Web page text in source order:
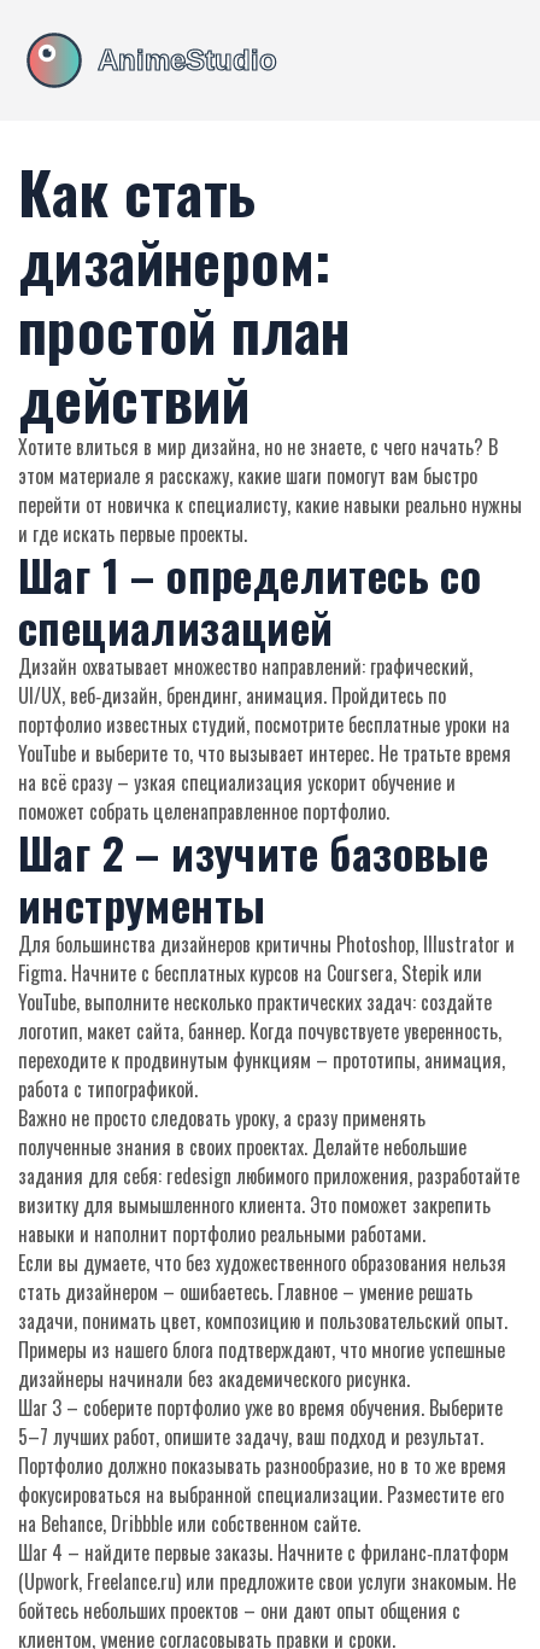
Как стать
дизайнером:
простой план
действий
Хотите влиться в мир дизайна, но не знаете, с чего начать? В
этом материале я расскажу, какие шаги помогут вам быстро
перейти от новичка к специалисту, какие навыки реально нужны
и где искать первые проекты.
Шаг 1 – определитесь со
специализацией
Дизайн охватывает множество направлений: графический,
UI/UX, веб‑дизайн, брендинг, анимация. Пройдитесь по
портфолио известных студий, посмотрите бесплатные уроки на
YouTube и выберите то, что вызывает интерес. Не тратьте время
на всё сразу – узкая специализация ускорит обучение и
поможет собрать целенаправленное портфолио.
Шаг 2 – изучите базовые
инструменты
Для большинства дизайнеров критичны Photoshop, Illustrator и
Figma. Начните с бесплатных курсов на Coursera, Stepik или
YouTube, выполните несколько практических задач: создайте
логотип, макет сайта, баннер. Когда почувствуете уверенность,
переходите к продвинутым функциям – прототипы, анимация,
работа с типографикой.
Важно не просто следовать уроку, а сразу применять
полученные знания в своих проектах. Делайте небольшие
задания для себя: redesign любимого приложения, разработайте
визитку для вымышленного клиента. Это поможет закрепить
навыки и наполнит портфолио реальными работами.
Если вы думаете, что без художественного образования нельзя
стать дизайнером – ошибаетесь. Главное – умение решать
задачи, понимать цвет, композицию и пользовательский опыт.
Примеры из нашего блога подтверждают, что многие успешные
дизайнеры начинали без академического рисунка.
Шаг 3 – соберите портфолио уже во время обучения. Выберите
5–7 лучших работ, опишите задачу, ваш подход и результат.
Портфолио должно показывать разнообразие, но в то же время
фокусироваться на выбранной специализации. Разместите его
на Behance, Dribbble или собственном сайте.
Шаг 4 – найдите первые заказы. Начните с фриланс‑платформ
(Upwork, Freelance.ru) или предложите свои услуги знакомым. Не
бойтесь небольших проектов – они дают опыт общения с
клиентом, умение согласовывать правки и сроки.